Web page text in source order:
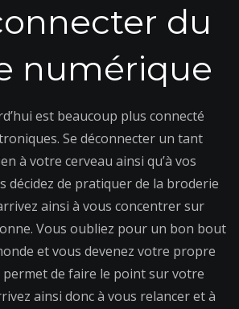
du
numérique
est beaucoup plus connecté
Se déconnecter un tant
à votre cerveau ainsi qu’à vos
décidez de pratiquer de la broderie
ainsi à vous concentrer sur
Vous oubliez pour un bon bout
et vous devenez votre propre
permet de faire le point sur votre
ainsi donc à vous relancer et à